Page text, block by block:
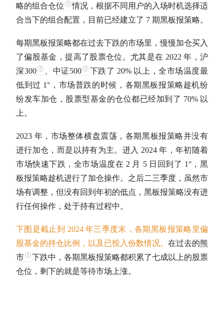
略的组合仓位
情况，根据不同用户的入场时机选择适
合当下的组合配置，目前已经建立了 7 期黑板报策略。
每期黑板报策略都在过去下跌的市场里，慢慢加仓买入
了偏股基金，提高了股票仓位 。尤其是在 2022 年，沪
深300
中证500
下跌了 20% 以上，全市场温度最
低到过 1°，市场普跌的时候，各期黑板报策略趁机纷
纷发车加仓，股票型基金的仓位都已经加到了 70% 以
上。
2023 年，市场整体横盘震荡，各期黑板报策略并没有
进行加仓，而是以持有为主。进入 2024 年，年初随着
市场快速下跌，全市场温度在 2 月 5 日回到了 1°，黑
板报策略趁机进行了加仓操作。之后二三季度，虽然市
场有调整，但没有回到年初的低点，黑板报策略没有进
行任何操作，处于持有过程中。
下图是截止到 2024 年三季度末，各期黑板报策略里偏
股基金的持仓比例，以及已投入份数情况。 在过去的熊
市
下跌中，各期黑板报策略都积累了七成以上的股票
仓位 ，剩下的就是等待市场上涨。